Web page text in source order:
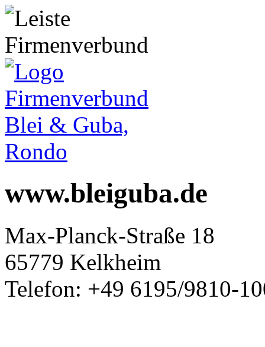
www.bleiguba.de
Max-Planck-Straße 18
65779 Kelkheim
Telefon: +49 6195/9810-